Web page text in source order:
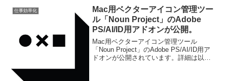
仕事効率化
Mac用ベクターアイコン管理ツー
ル「Noun Project」のAdobe
PS/AI/ID用アドオンが公開。
Mac用ベクターアイコン管理ツール
「Noun Project」のAdobe PS/AI/ID用ア
ドオンが公開されています。詳細は以下